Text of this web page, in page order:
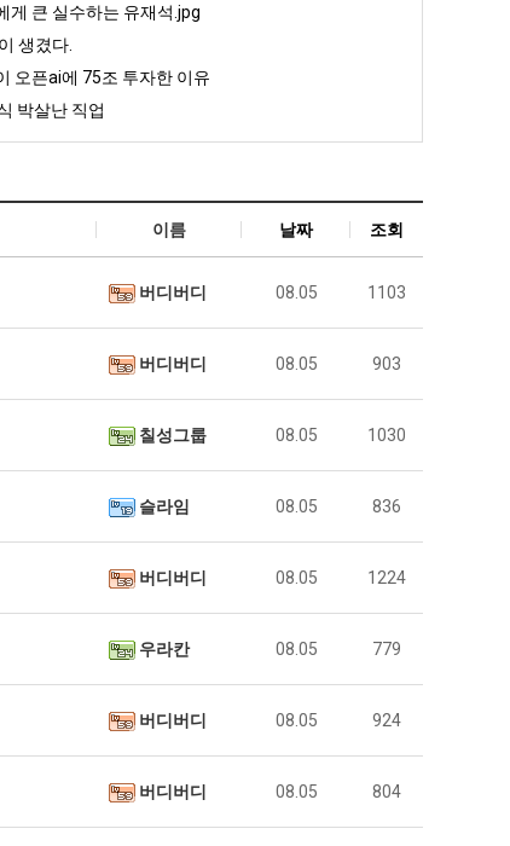
게 큰 실수하는 유재석.jpg
생겼다.
오픈ai에 75조 투자한 이유
박살난 직업
이름 날짜 조회
버디버디 08.05 1103
버디버디 08.05 903
칠성그룹 08.05 1030
슬라임 08.05 836
버디버디 08.05 1224
우라칸 08.05 779
버디버디 08.05 924
버디버디 08.05 804